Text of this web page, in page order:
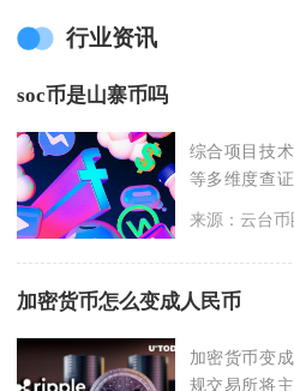
行业资讯
soc币是山寨币吗
综合项目技
等多维度查
来源：云台币
加密货币怎么变成人民币
加密货币变
规交易所将